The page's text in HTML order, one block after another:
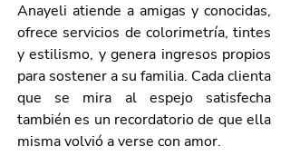
Anayeli atiende a amigas y conocidas,
ofrece servicios de colorimetría, tintes
y estilismo, y genera ingresos propios
para sostener a su familia. Cada clienta
que se mira al espejo satisfecha
también es un recordatorio de que ella
misma volvió a verse con amor.